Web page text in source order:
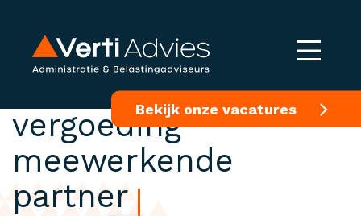
Bekijk onze vacatures
Aftrekbeperking lage
vergoeding
meewerkende
partner